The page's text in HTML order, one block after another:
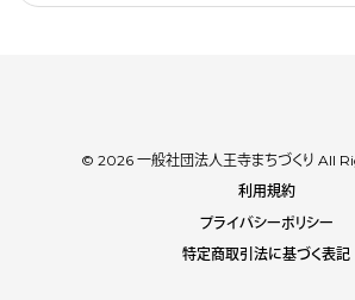
© 2026 一般社団法人王寺まちづくり All
利用規約
プライバシーポリシー
特定商取引法に基づく表記